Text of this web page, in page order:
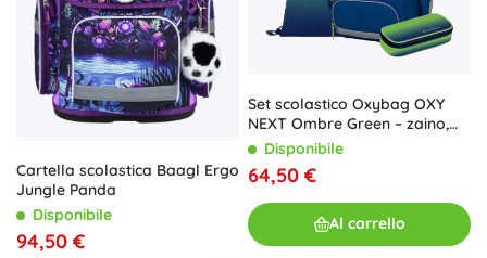
Cartella scolastica Baagl Ergo
Jungle Panda
Disponibile
94,50 €
Set scolastico Oxybag OXY
NEXT Ombre Green – zaino,
astuccio e sacca per
ginnastica
Disponibile
64,50 €
Al carrello